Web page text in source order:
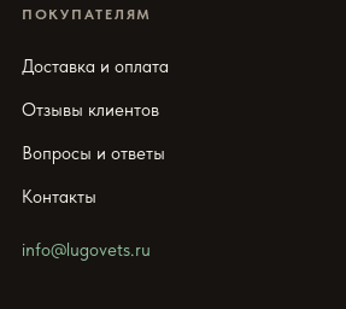
ПОКУПАТЕЛЯМ
Доставка и оплата
Отзывы клиентов
Вопросы и ответы
Контакты
info@lugovets.ru